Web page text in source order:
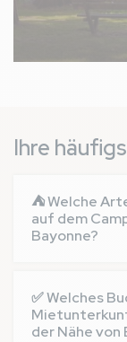
Ihre
⛺ Welche
auf dem
Bayonne?
Ihren
✅ Welches
der Nähe von